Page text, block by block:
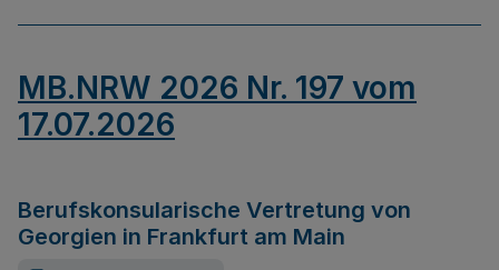
MB.NRW 2026 Nr. 197 vom
17.07.2026
Berufskonsularische Vertretung von
Georgien in Frankfurt am Main